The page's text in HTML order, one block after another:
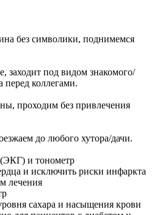
без символики, поднимемся
заходит под видом знакомого/
перед коллегами.
проходим без привлечения
до любого хутора/дачи.
и тонометр
и исключить риски инфаркта
лечения
сахара и насыщения крови